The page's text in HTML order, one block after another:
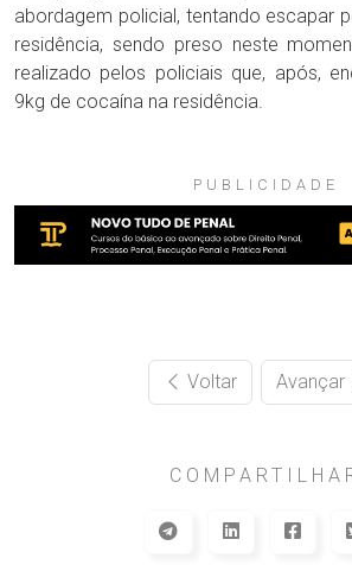
abordagem policial, tentando escapar
residência, sendo preso neste
realizado pelos policiais que, após,
9kg de cocaína na residência.
PUBLICIDADE
Voltar Avançar